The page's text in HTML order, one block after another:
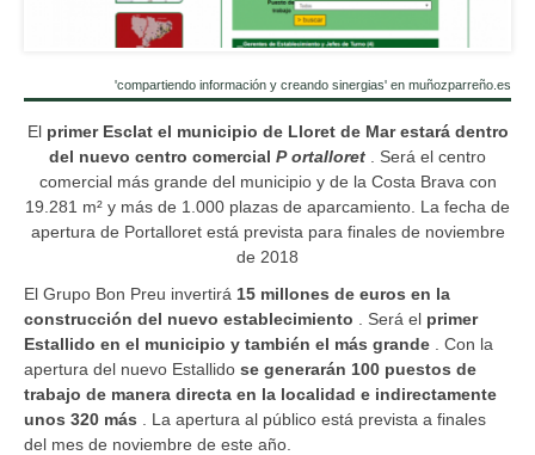
'compartiendo información y creando sinergias' en muñozparreño.es
El primer Esclat el municipio de Lloret de Mar estará dentro
del nuevo centro comercial Portalloret . Será el centro
comercial más grande del municipio y de la Costa Brava con
19.281 m² y más de 1.000 plazas de aparcamiento. La fecha de
apertura de Portalloret está prevista para finales de noviembre
de 2018
El Grupo Bon Preu invertirá 15 millones de euros en la
construcción del nuevo establecimiento . Será el primer
Estallido en el municipio y también el más grande . Con la
apertura del nuevo Estallido se generarán 100 puestos de
trabajo de manera directa en la localidad e indirectamente
unos 320 más . La apertura al público está prevista a finales
del mes de noviembre de este año.